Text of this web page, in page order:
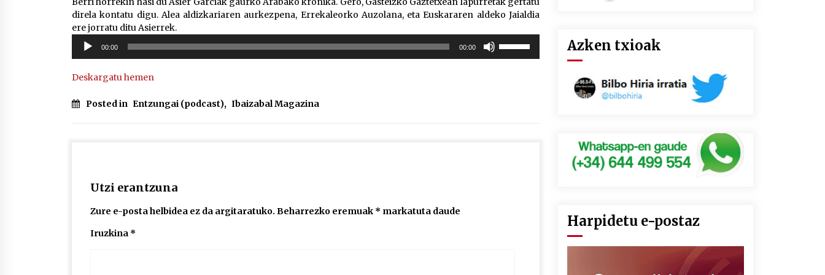
direla kontatu digu. Alea aldizkariaren aurkezpena, Errekaleorko Auzolana, eta Euskararen aldeko Jaialdia
ere jorratu ditu Asierrek.
Soinu
erreproduzigailua
00:00 00:00
Deskargatu hemen
Posted in Entzungai (podcast), Ibaizabal Magazina
Utzi erantzuna
Zure e-posta helbidea ez da argitaratuko. Beharrezko eremuak * markatuta daude
Iruzkina *
Azken txioak
Harpidetu e-postaz